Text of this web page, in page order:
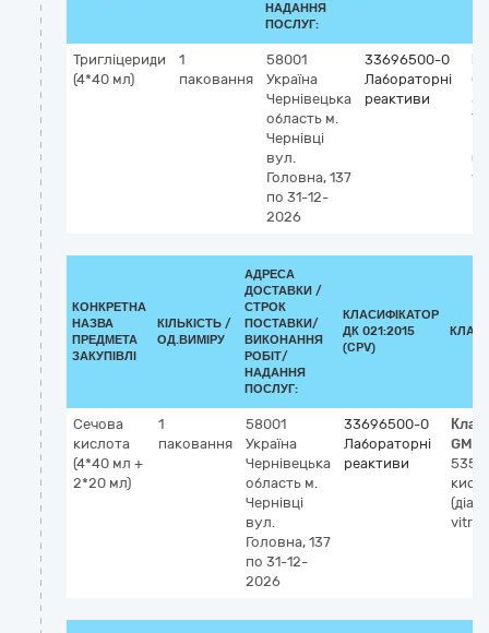
НАДАННЯ
ПОСЛУГ:
Тригліцериди
(4*40 мл)
1
паковання
58001
Україна
Чернівецька
область м.
Чернівці
вул.
Головна, 137
по 31-12-
2026
33696500-0
Лабораторні
реактиви
КОНКРЕТНА
НАЗВА
ПРЕДМЕТА
ЗАКУПІВЛІ
КІЛЬКІСТЬ /
ОД.ВИМІРУ
АДРЕСА
ДОСТАВКИ /
СТРОК
ПОСТАВКИ/
ВИКОНАННЯ
РОБІТ/
НАДАННЯ
ПОСЛУГ:
КЛАСИФІКАТОР
ДК 021:2015
(CPV)
Сечова
кислота
(4*40 мл +
2*20 мл)
1
паковання
58001
Україна
Чернівецька
область м.
Чернівці
вул.
Головна, 137
по 31-12-
2026
33696500-0
Лабораторні
реактиви